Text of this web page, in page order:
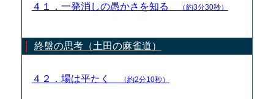
４１．一発消しの愚かさを知る （約3分30秒）
終盤の思考（土田の麻雀道）
４２．場は平たく （約2分10秒）